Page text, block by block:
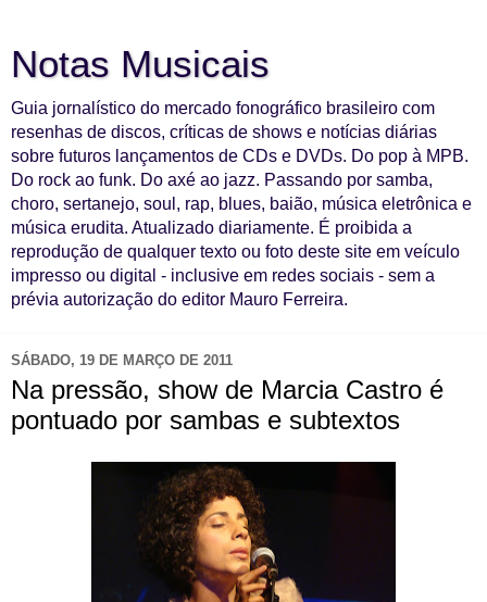
Notas Musicais
Guia jornalístico do mercado fonográfico brasileiro com
resenhas de discos, críticas de shows e notícias diárias
sobre futuros lançamentos de CDs e DVDs. Do pop à MPB.
Do rock ao funk. Do axé ao jazz. Passando por samba,
choro, sertanejo, soul, rap, blues, baião, música eletrônica e
música erudita. Atualizado diariamente. É proibida a
reprodução de qualquer texto ou foto deste site em veículo
impresso ou digital - inclusive em redes sociais - sem a
prévia autorização do editor Mauro Ferreira.
SÁBADO, 19 DE MARÇO DE 2011
Na pressão, show de Marcia Castro é
pontuado por sambas e subtextos